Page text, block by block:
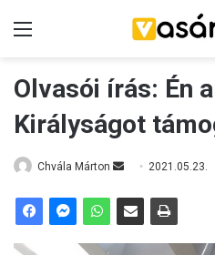
Olvasói írás: Én
Királyságot
Chvála Márton
n
2021.05.23.